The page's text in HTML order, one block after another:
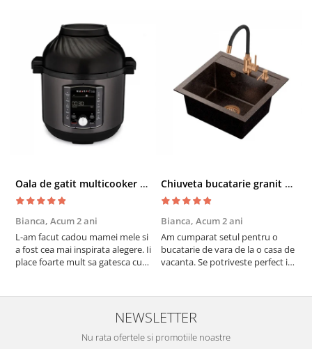
Oala de gatit multicooker 11 functii Instant Pot Pro Crisp 8 + Air Fryer 7.6 lt
Bianca, Acum 2 ani
L-am facut cadou mamei mele si
a fost cea mai inspirata alegere. Ii
place foarte mult sa gatesca cu
cratita...ma gandesc serios sa imi
cumpar si eu! Recomand mult !
Chiuveta bucatarie granit cu finisaj negru perlat/cupru Steingran Art Copper cu dozator si baterie Quadron
Bianca, Acum 2 ani
Am cumparat setul pentru o
bucatarie de vara de la o casa de
vacanta. Se potriveste perfect in
buna, recomand cu drag !
NEWSLETTER
Nu rata ofertele si promotiile noastre